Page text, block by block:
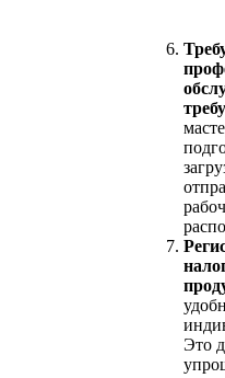
Это